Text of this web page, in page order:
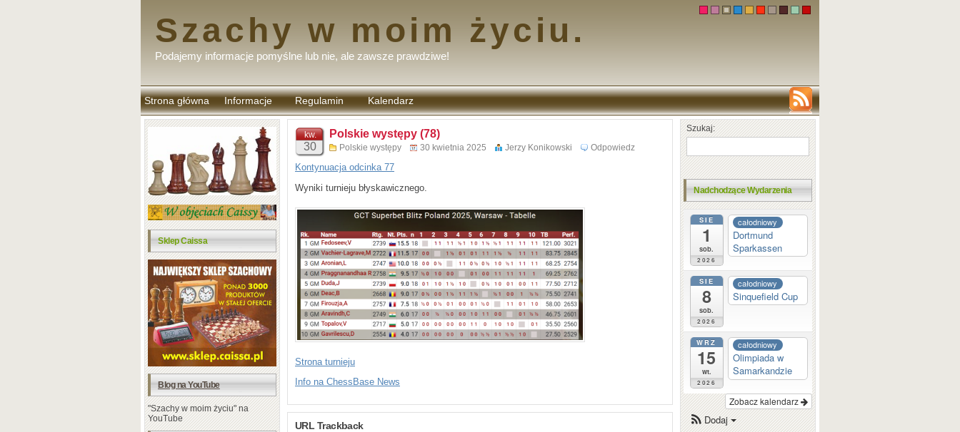
Szachy w moim życiu.
Podajemy informacje pomyślne lub nie, ale zawsze prawdziwe!
Strona główna Informacje Regulamin
komentarzy
Kalendarz
Sklep Caissa
Blog na YouTube
"Szachy w moim życiu" na
YouTube
kw.
30
Polskie występy (78)
Polskie występy 30 kwietnia 2025 Jerzy Konikowski Odpowiedz
Kontynuacja odcinka 77
Wyniki turnieju błyskawicznego.
Strona turnieju
Info na ChessBase News
URL Trackback
Szukaj:
Nadchodzące Wydarzenia
SIE
1
sob.
2026
całodniowy
Dortmund
Sparkassen
SIE
8
sob.
2026
całodniowy
Sinquefield Cup
WRZ
15
wt.
2026
całodniowy
Olimpiada w
Samarkandzie
Zobacz kalendarz
Dodaj